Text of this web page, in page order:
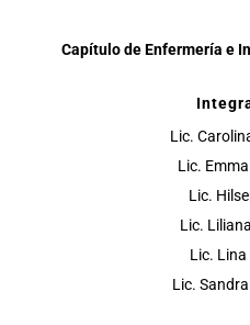
Capítulo de Enfermería e
Lic.
Lic.
Lic.
Lic.
Lic.
Lic.